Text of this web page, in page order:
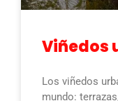
Viñedos
Los viñedos
mundo: